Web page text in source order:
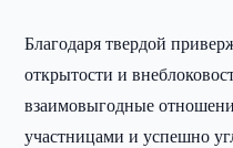
Благодаря твердой
открытости и
взаимовыгодные
участницами и успешно